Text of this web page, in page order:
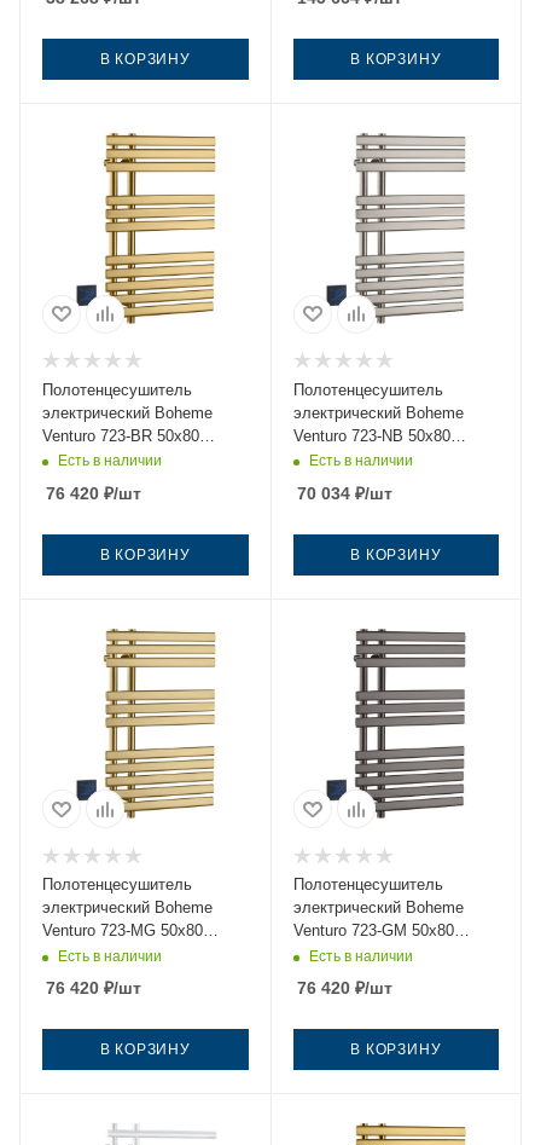
В КОРЗИНУ В КОРЗИНУ
Полотенцесушитель
электрический Boheme
Venturo 723-BR 50х80
бронза
Есть в наличии
76 420 ₽/шт
В КОРЗИНУ
Полотенцесушитель
электрический Boheme
Venturo 723-NB 50х80
никель
Есть в наличии
70 034₽/шт
В КОРЗИНУ
Полотенцесушитель
электрический Boheme
Venturo 723-MG 50х80
золото
Есть в наличии
76 420 ₽/шт
В КОРЗИНУ
Полотенцесушитель
электрический Boheme
Venturo 723-GM 50х80
серый
Есть в наличии
76 420₽/шт
В КОРЗИНУ